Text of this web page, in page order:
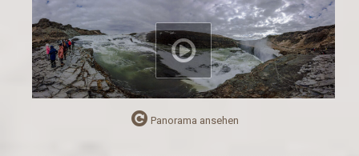
Panorama ansehen